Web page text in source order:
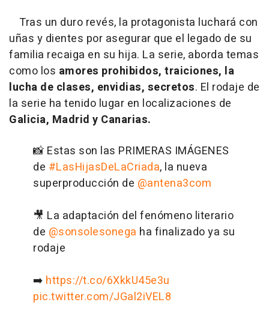
Tras un duro revés, la protagonista luchará con
uñas y dientes por asegurar que el legado de su
familia recaiga en su hija. La serie, aborda temas
como los amores prohibidos, traiciones, la
lucha de clases, envidias, secretos. El rodaje de
la serie ha tenido lugar en localizaciones de
Galicia, Madrid y Canarias.
📸 Estas son las PRIMERAS IMÁGENES
de #LasHijasDeLaCriada, la nueva
superproducción de @antena3com
🎥 La adaptación del fenómeno literario
de @sonsolesonega ha finalizado ya su
rodaje
➡️ https://t.co/6XkkU45e3u
pic.twitter.com/JGal2iVEL8